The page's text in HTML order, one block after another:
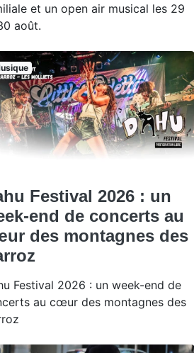
et un open air musical les 29
août.
Festival 2026 : un
end de concerts au
des montagnes des
Festival 2026 : un week-end de
au cœur des montagnes des